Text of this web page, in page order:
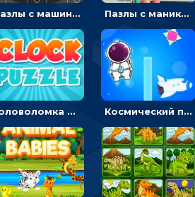
Пазлы с машинами Форд: собирать картинки и открывать новые Пазлы с маникюром: собери идеальный рисунок для ногтей
Головоломка с часами для детей: читать время по циферблату Космический побег: двигать космонавта, чтобы попасть к кораблю